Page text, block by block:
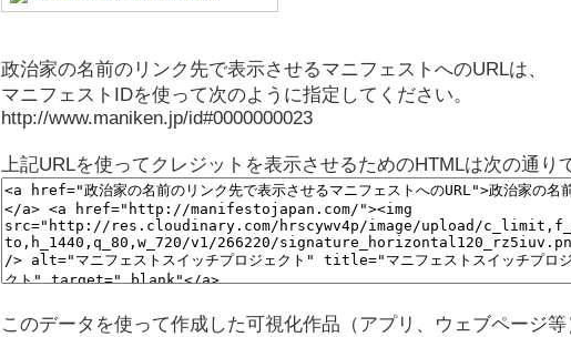
政治家の名前のリンク先で表示させるマニフェストへのURLは、
マニフェストIDを使って次のように指定してください。
http://www.maniken.jp/id#0000000023
上記URLを使ってクレジットを表示させるためのHTMLは次の通り
このデータを使って作成した可視化作品（アプリ、ウェブページ等